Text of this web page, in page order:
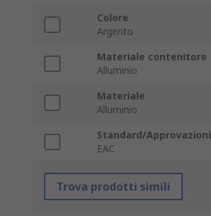
Colore
Argento
Materiale contenitore
Alluminio
Materiale
Alluminio
Standard/Approvazioni
EAC
Trova prodotti simili